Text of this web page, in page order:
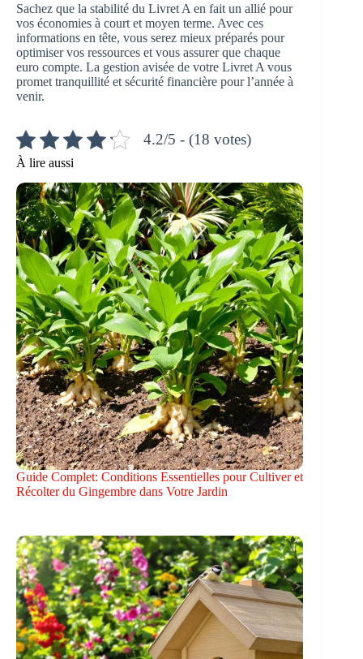
Sachez que la stabilité du Livret A en fait un allié pour
vos économies à court et moyen terme. Avec ces
informations en tête, vous serez mieux préparés pour
optimiser vos ressources et vous assurer que chaque
euro compte. La gestion avisée de votre Livret A vous
promet tranquillité et sécurité financière pour l’année à
venir.
4.2/5 - (18 votes)
À lire aussi
Guide Complet: Conditions Essentielles pour Cultiver et
Récolter du Gingembre dans Votre Jardin